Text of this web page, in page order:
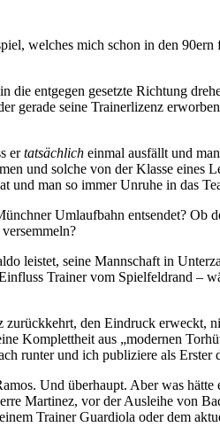
welches mich schon in den
entgegen gesetzte Richtung
gerade seine Trainerlizenz
ertatsächlich einmal ausfällt und
und solche von der Klasse eines
und man so immer Unruhe in das
Umlaufbahn entsendet? Ob
leistet, seine Mannschaft in
Trainer vom Spielfeldrand –
den Eindruck erweckt,
Komplettheit aus „modernen
runter und ich publiziere als Erster
Und überhaupt. Aber was hätte
Martinez, vor der Ausleihe von
Trainer Guardiola oder dem